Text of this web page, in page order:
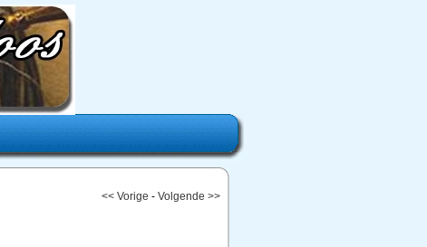
<< Vorige - Volgende >>